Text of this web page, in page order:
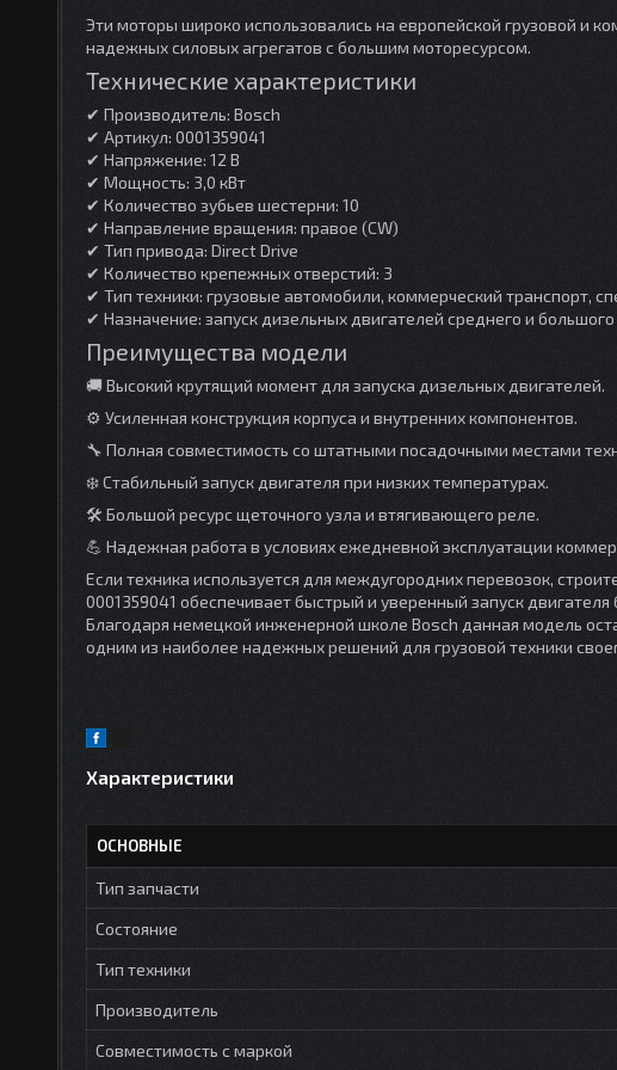
Эти моторы широко использовались на европейской грузовой и
надежных силовых агрегатов с большим моторесурсом.
Технические характеристики
✔ Производитель: Bosch
✔ Артикул: 0001359041
✔ Напряжение: 12 В
✔ Мощность: 3,0 кВт
✔ Количество зубьев шестерни: 10
✔ Направление вращения: правое (CW)
✔ Тип привода: Direct Drive
✔ Количество крепежных отверстий: 3
✔ Тип техники: грузовые автомобили, коммерческий транспорт,
✔ Назначение: запуск дизельных двигателей среднего и
Преимущества модели
🚚 Высокий крутящий момент для запуска дизельных двигателей.
⚙️ Усиленная конструкция корпуса и внутренних компонентов.
🔧 Полная совместимость со штатными посадочными местами
❄️ Стабильный запуск двигателя при низких температурах.
🛠 Большой ресурс щеточного узла и втягивающего реле.
💪 Надежная работа в условиях ежедневной эксплуатации
Если техника используется для междугородних перевозок,
0001359041 обеспечивает быстрый и уверенный запуск
Благодаря немецкой инженерной школе Bosch данная модель
одним из наиболее надежных решений для грузовой техники
Характеристики
ОСНОВНЫЕ
Тип запчасти
Состояние
Тип техники
Производитель
Совместимость с маркой